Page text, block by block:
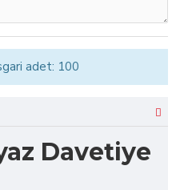
adet: 100
Davetiye